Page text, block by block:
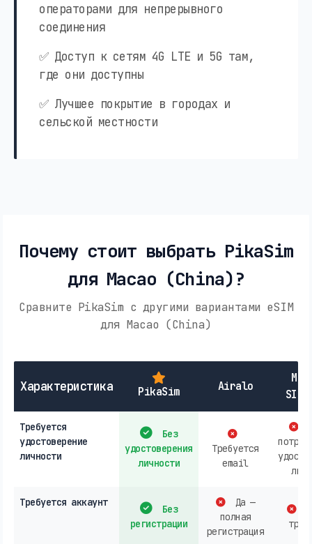
операторами для непрерывного
соединения
✅ Доступ к сетям 4G LTE и 5G там,
где они доступны
✅ Лучшее покрытие в городах и
сельской местности
Почему стоит выбрать PikaSim
для Macao (China)?
Сравните PikaSim с другими вариантами eSIM
для Macao (China)
Характеристика PikaSim Airalo
SIM-
Требуется
удостоверение
личности
Без
удостоверения
личности
Требуется
email
Требуется аккаунт
Без
регистрации
Да —
полная
регистрация